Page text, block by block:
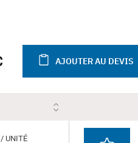
AJOUTER AU DEVIS
UNITÉ